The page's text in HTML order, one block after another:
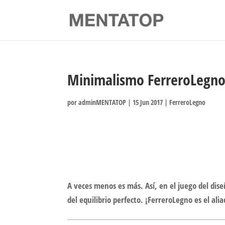
Minimalismo FerreroLegno
poradminMENTATOP | 15 Jun 2017 | FerreroLegno
A veces menos es más. Así, en el juego del
del equilibrio perfecto. ¡FerreroLegno es el